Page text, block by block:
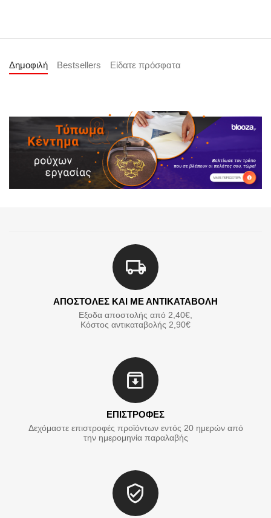
Δημοφιλή Bestsellers Είδατε πρόσφατα
ΑΠΟΣΤΟΛΕΣ ΚΑΙ ΜΕ ΑΝΤΙΚΑΤΑΒΟΛΗ
Εξοδα αποστολής από 2,40€,
Κόστος αντικαταβολής 2,90€
ΕΠΙΣΤΡΟΦΕΣ
Δεχόμαστε επιστροφές προϊόντων εντός 20 ημερών από
την ημερομηνία παραλαβής